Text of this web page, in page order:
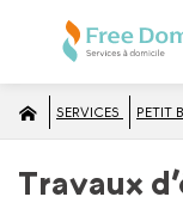
SERVICES PETIT
Travaux